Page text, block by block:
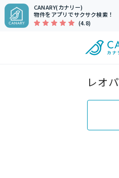
CANARY(カナリー)
物件をアプリでサクサク検索！
(4.8)
レオ